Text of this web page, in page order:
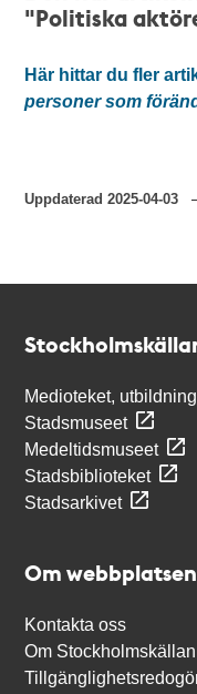
"Politiska
Här hittar du fler
personer som
Uppdaterad2025-04-03
Medioteket,
Stadsmuseet
Medeltidsmuseet
Stadsbiblioteket
Stadsarkivet
Om webbplatsen
Kontakta oss
Om Stockholmskällan